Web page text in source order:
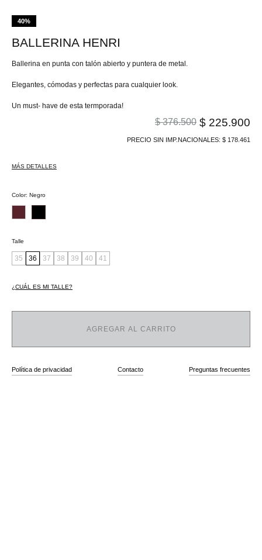
40%
BALLERINA HENRI
Ballerina en punta con talón abierto y puntera de metal.
Elegantes, cómodas y perfectas para cualquier look.
Un must- have de esta termporada!
$ 225.900
$376.500
PRECIO SIN IMP.NACIONALES: $ 178.461
MÁS DETALLES
Color: Negro
Talle
35 36 37 38 39 40 41
¿CUÁL ES MI TALLE?
AGREGAR AL CARRITO
Política de privacidad Contacto Preguntas frecuentes